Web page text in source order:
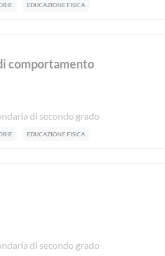
EDUCAZIONE FISICA
comportamento
di secondo grado
EDUCAZIONE FISICA
di secondo grado